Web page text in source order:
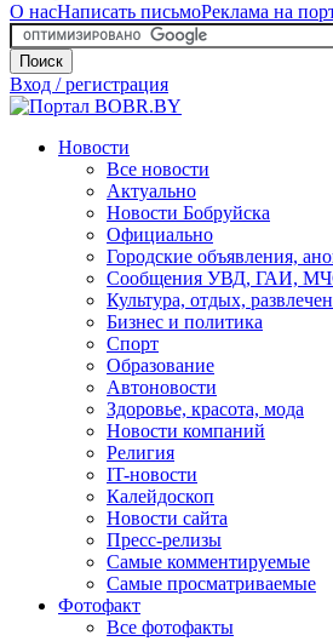
О насНаписать письмоРеклама на
Поиск
Вход / регистрация
Новости
Все новости
Актуально
Новости Бобруйска
Официально
Городские объявления,
Сообщения УВД, ГАИ,
Культура, отдых,
Бизнес и политика
Спорт
Образование
Автоновости
Здоровье, красота, мода
Новости компаний
Религия
IT-новости
Калейдоскоп
Новости сайта
Пресс-релизы
Самые комментируемые
Самые просматриваемые
Фотофакт
Все фотофакты